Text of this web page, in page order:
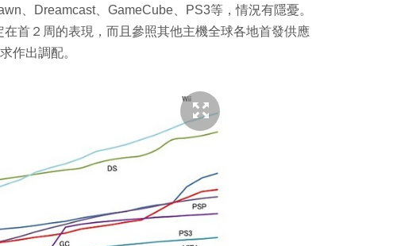
、Dreamcast、GameCube、PS3等，情況有隱憂。
首２周的表現，而且參照其他主機全球各地首發供應
作出調配。